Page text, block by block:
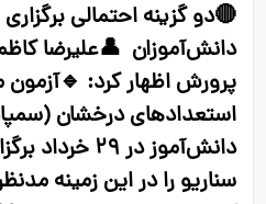
🔴دو گزینه احتمالی
دانش‌آموزان 👤علیرضا
پرورش اظهار کرد:
دانش‌آموز در
سناریو را در این زمینه